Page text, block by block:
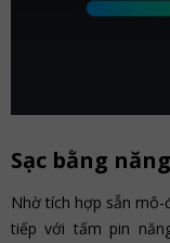
Sạc bằng
Nhờ tích hợp sẵn
tiếp với tấm pin